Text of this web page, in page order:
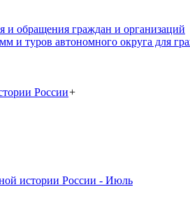
и обращения граждан и организаций
и туров автономного округа для
России+
истории России - Июль